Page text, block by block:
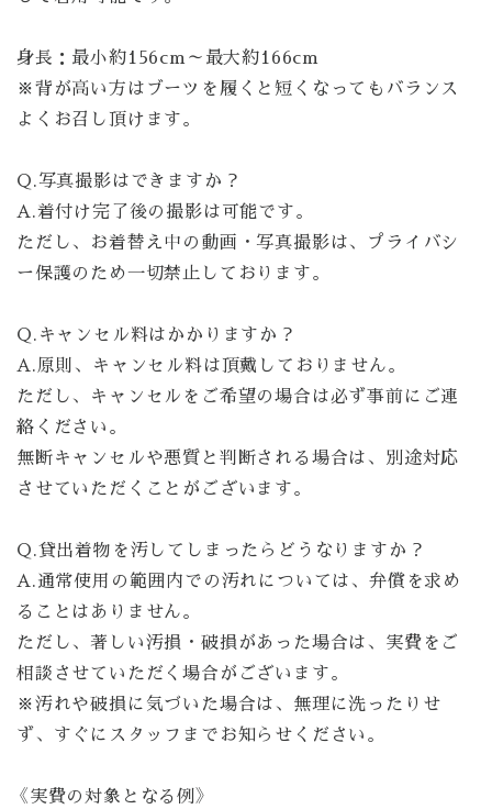
身長：最小約156cm～最大約166cm
※背が高い方はブーツを履くと短くなってもバランス
よくお召し頂けます。
Q.写真撮影はできますか？
A.着付け完了後の撮影は可能です。
ただし、お着替え中の動画・写真撮影は、プライバシ
ー保護のため一切禁止しております。
Q.キャンセル料はかかりますか？
A.原則、キャンセル料は頂戴しておりません。
ただし、キャンセルをご希望の場合は必ず事前にご連
絡ください。
無断キャンセルや悪質と判断される場合は、別途対応
させていただくことがございます。
Q.貸出着物を汚してしまったらどうなりますか？
A.通常使用の範囲内での汚れについては、弁償を求め
ることはありません。
ただし、著しい汚損・破損があった場合は、実費をご
相談させていただく場合がございます。
※汚れや破損に気づいた場合は、無理に洗ったりせ
ず、すぐにスタッフまでお知らせください。
《実費の対象となる例》